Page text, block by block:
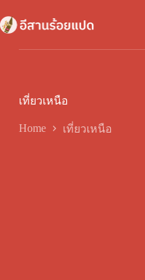
to
content
เที่ยวเหนือ
Home เที่ยวเหนือ